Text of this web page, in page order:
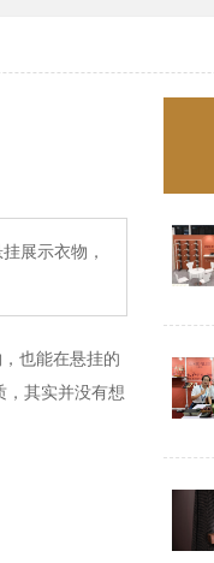
展示衣物，
也能在悬挂的
，其实并没有想